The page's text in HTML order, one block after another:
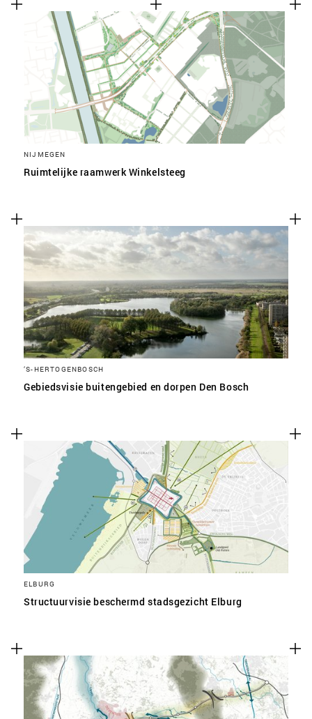
NIJMEGEN
Ruimtelijke raamwerk Winkelsteeg
‘S-HERTOGENBOSCH
Gebiedsvisie buitengebied en dorpen Den Bosch
ELBURG
Structuurvisie beschermd stadsgezicht Elburg